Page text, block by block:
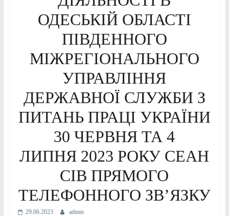
ОДЕСЬКІЙ ОБЛАСТІ
ПІВДЕННОГО
МІЖРЕГІОНАЛЬНОГО
УПРАВЛІННЯ
ДЕРЖАВНОЇ СЛУЖБИ З
ПИТАНЬ ПРАЦІ УКРАЇНИ
30 ЧЕРВНЯ ТА 4
ЛИПНЯ 2023 РОКУ СЕАН
СІВ ПРЯМОГО
ТЕЛЕФОННОГО ЗВ’ЯЗКУ
29.06.2023 admin